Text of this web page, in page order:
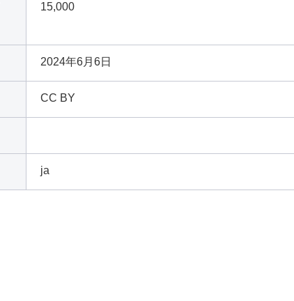
15,000
2024年6月6日
CC BY
ja